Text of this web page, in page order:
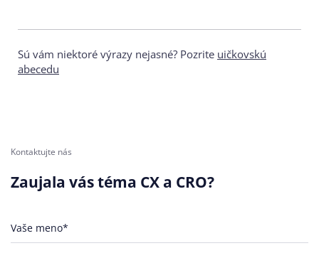
Sú vám niektoré výrazy nejasné? Pozrite uičkovskú
abecedu
Kontaktujte nás
Zaujala vás téma CX a CRO?
Vaše meno*